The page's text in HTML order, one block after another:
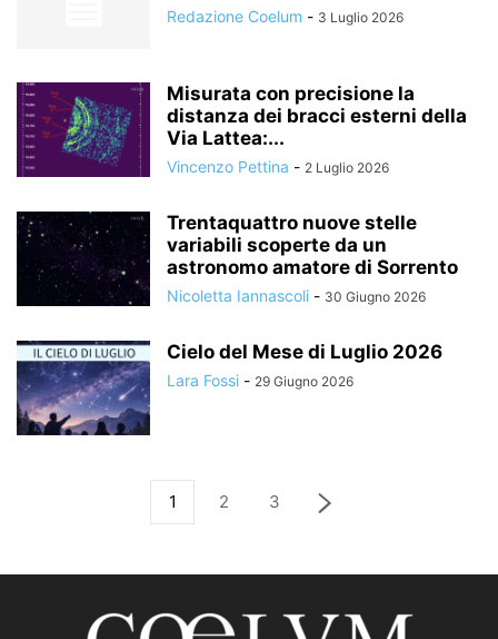
Redazione Coelum - 3 Luglio 2026
Misurata con precisione la
distanza dei bracci esterni della
Via Lattea:...
Vincenzo Pettina - 2 Luglio 2026
Trentaquattro nuove stelle
variabili scoperte da un
astronomo amatore di Sorrento
Nicoletta Iannascoli - 30 Giugno 2026
Cielo del Mese di Luglio 2026
Lara Fossi - 29 Giugno 2026
1 2 3